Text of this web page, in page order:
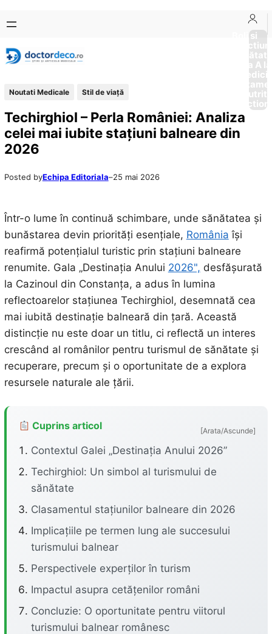
conținut
content
Boli si
Afectiuni
Sănătate
de la A
Noutati Medicale Stil de viaţă
Techirghiol – Perla României: Analiza
celei mai iubite stațiuni balneare din
2026
Posted byEchipa Editoriala–25 mai 2026
Într-o lume în continuă schimbare, unde sănătatea și
bunăstarea devin priorități esențiale, România își
reafirmă potențialul turistic prin stațiuni balneare
renumite. Gala „Destinația Anului 2026", desfășurată
la Cazinoul din Constanța, a adus în lumina
reflectoarelor stațiunea Techirghiol, desemnată cea
mai iubită destinație balneară din țară. Această
distincție nu este doar un titlu, ci reflectă un interes
crescând al românilor pentru turismul de sănătate și
recuperare, precum și o oportunitate de a explora
resursele naturale ale țării.
Cuprins articol [Arata/Ascunde]
Contextul Galei „Destinația Anului 2026”
Techirghiol: Un simbol al turismului de
sănătate
Clasamentul stațiunilor balneare din 2026
Implicațiile pe termen lung ale succesului
turismului balnear
Perspectivele experților în turism
Impactul asupra cetățenilor români
Concluzie: O oportunitate pentru viitorul
turismului balnear românesc